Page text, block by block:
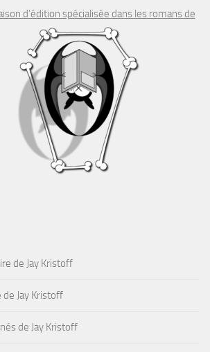
d’édition spécialisée dans les romans de
de Jay Kristoff
de Jay Kristoff
de Jay Kristoff